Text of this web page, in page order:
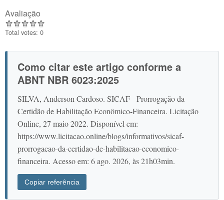
Avaliação
Total votes: 0
Como citar este artigo conforme a
ABNT NBR 6023:2025
SILVA, Anderson Cardoso. SICAF - Prorrogação da
Certidão de Habilitação Econômico-Financeira. Licitação
Online, 27 maio 2022. Disponível em:
https://www.licitacao.online/blogs/informativos/sicaf-
prorrogacao-da-certidao-de-habilitacao-economico-
financeira. Acesso em: 6 ago. 2026, às 21h03min.
Copiar referência